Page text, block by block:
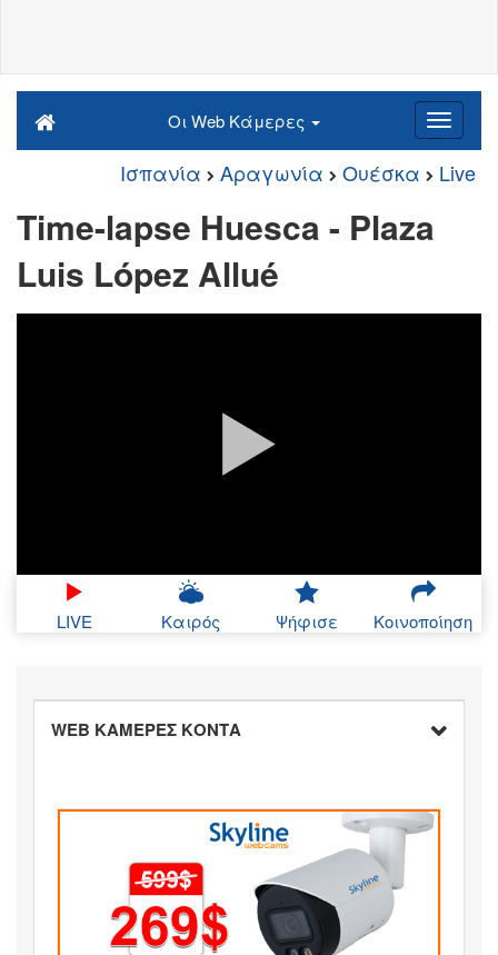
Οι Web Κάμερες
Ισπανία Αραγωνία Ουέσκα Live
Time-lapse Huesca - Plaza
Luis López Allué
LIVE Καιρός Ψήφισε Κοινοποίηση
WEB ΚΑΜΕΡΕΣ ΚΟΝΤΑ